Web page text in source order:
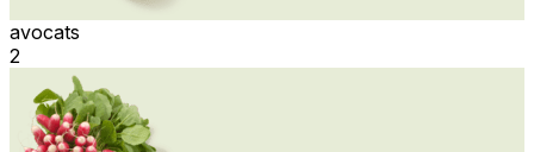
avocats
2